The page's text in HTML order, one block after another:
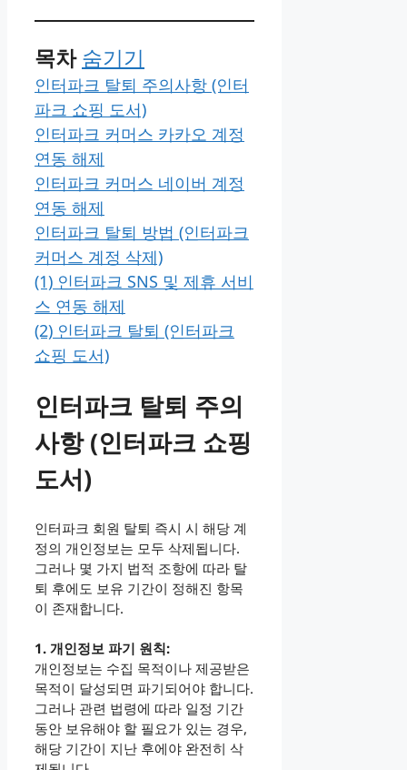
목차 숨기기
인터파크 탈퇴 주의사항 (인터
파크 쇼핑 도서)
인터파크 커머스 카카오 계정
연동 해제
인터파크 커머스 네이버 계정
연동 해제
인터파크 탈퇴 방법 (인터파크
커머스 계정 삭제)
(1) 인터파크 SNS 및 제휴 서비
스 연동 해제
(2) 인터파크 탈퇴 (인터파크
쇼핑 도서)
인터파크 탈퇴 주의
사항 (인터파크 쇼핑
도서)
인터파크 회원 탈퇴 즉시 시 해당 계
정의 개인정보는 모두 삭제됩니다.
그러나 몇 가지 법적 조항에 따라 탈
퇴 후에도 보유 기간이 정해진 항목
이 존재합니다.
1. 개인정보 파기 원칙:
개인정보는 수집 목적이나 제공받은
목적이 달성되면 파기되어야 합니다.
그러나 관련 법령에 따라 일정 기간
동안 보유해야 할 필요가 있는 경우,
해당 기간이 지난 후에야 완전히 삭